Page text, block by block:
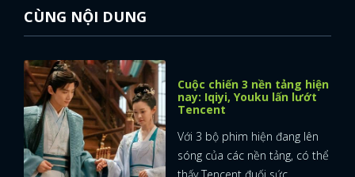
CÙNG NỘI DUNG
Cuộc chiến 3 nền tảng hiện
nay: Iqiyi, Youku lấn lướt
Tencent
Với 3 bộ phim hiện đang lên
sóng của các nền tảng, có thể